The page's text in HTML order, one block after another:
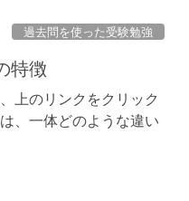
過去問を使った受験勉強
特徴
上のリンクをクリック
、一体どのような違い